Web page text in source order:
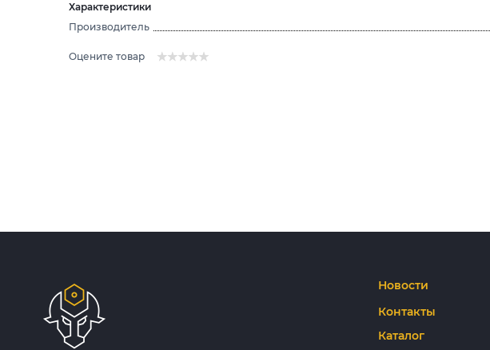
Характеристики
Производитель
Оцените товар
Новости
Контакты
Каталог